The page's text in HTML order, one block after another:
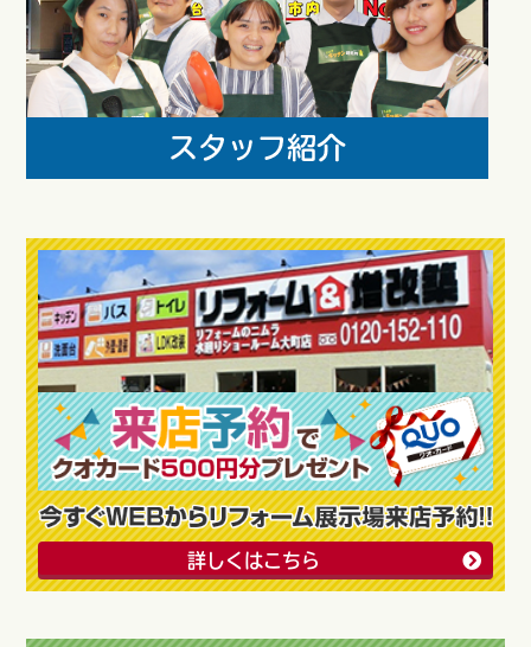
詳しくはこちら